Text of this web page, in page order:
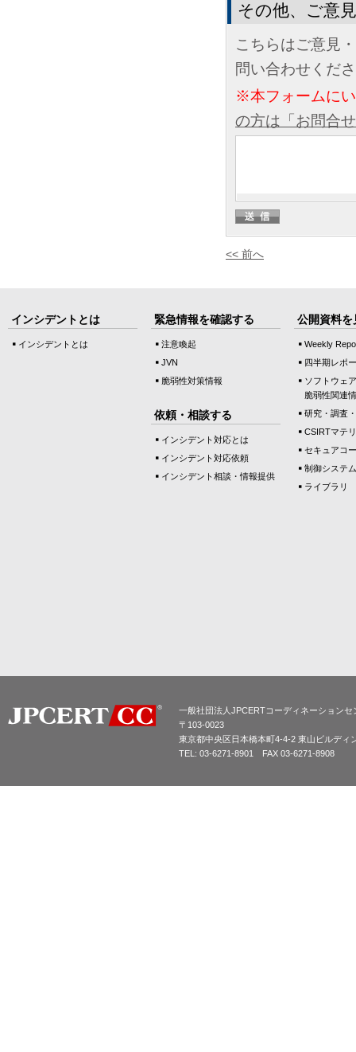
その他、ご意
こちらはご意見
問い合わせくだ
※本フォームに
の方は「お問合
<< 前へ
インシデントとは
インシデントとは
緊急情報を確認する
注意喚起
JVN
脆弱性対策情報
依頼・相談する
インシデント対応とは
インシデント対応依頼
インシデント相談・情報提供
公開資料を
Weekly
四半期レポ
ソフトウェ
脆弱性関連
研究・調査
CSIRTマテ
セキュアコ
制御システ
ライブラリ
一般社団法人JPCERTコーディネーションセ
〒103-0023
東京都中央区日本橋本町4-4-2 東山ビルディ
TEL: 03-6271-8901 FAX 03-6271-8908